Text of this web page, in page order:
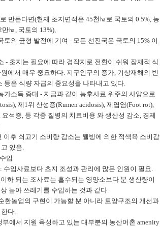
만든다면(현재 초지면적은 45천㏊로 국토의 0.5%, 농
㏊, 국토의 13%),
의 균형 발전에 기여 - 모든 선진국은 국토의 15% 이
초지는 필요에 따라 경작지로 전환이 쉬워 잠재적 식
에서 매우 중요하다. 지구인구의 증가, 기상재해의 빈
등은 식량 자급의 중요성을 나타내고 있다.
소득 증대 - 지금과 같이 농후사료 위주의 사양으로
제1위 산성증(Rumen acidosis), 제엽염(Foot rot),
석증, 등 각종 질병의 치료비용 와 생산성 감소, 경제
후 쇠고기 소비량 감소는 웰빙에 의한 적색육 소비감
있음.
입
입사료보다 초지 조성과 관리에 많은 인원이 필요.
하 되는 조사료는 흡수되는 영양소보다 분 생산량이
높아 쓰레기를 수입하는 것과 같다.
농업의 구현이 가능할 뿐 아니라 토양구조의 개선과
다.
에서 지원 육성하고 있는 대부분의 농산어촌 amenity